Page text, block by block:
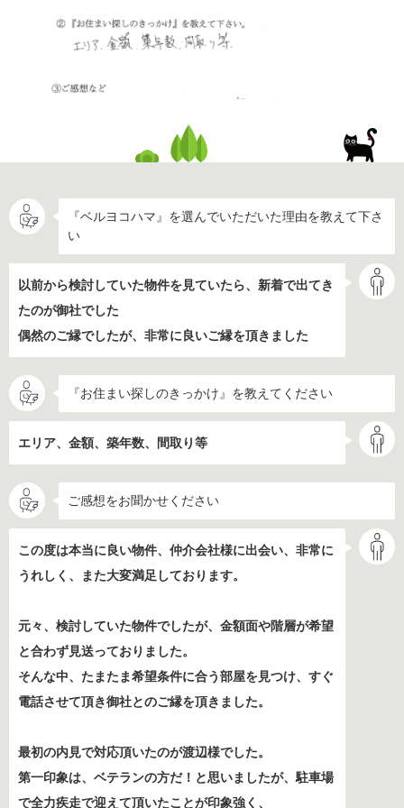
『ベルヨコハマ』を選んでいただいた理由を教えて下さ
い
以前から検討していた物件を見ていたら、新着で出てき
たのが御社でした
偶然のご縁でしたが、非常に良いご縁を頂きました
『お住まい探しのきっかけ』を教えてください
エリア、金額、築年数、間取り等
ご感想をお聞かせください
この度は本当に良い物件、仲介会社様に出会い、非常に
うれしく、また大変満足しております。
元々、検討していた物件でしたが、金額面や階層が希望
と合わず見送っておりました。
そんな中、たまたま希望条件に合う部屋を見つけ、すぐ
電話させて頂き御社とのご縁を頂きました。
最初の内見で対応頂いたのが渡辺様でした。
第一印象は、ベテランの方だ！と思いましたが、駐車場
で全力疾走で迎えて頂いたことが印象強く、